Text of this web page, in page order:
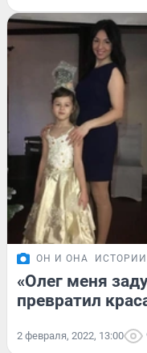
ОН И ОНА ИСТОРИИ
«Олег меня
превратил
2 февраля, 2022, 13:00